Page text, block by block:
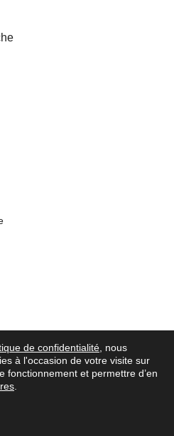
de confidentialité , nous
à l'occasion de votre visite sur
fonctionnement et permettre d’en